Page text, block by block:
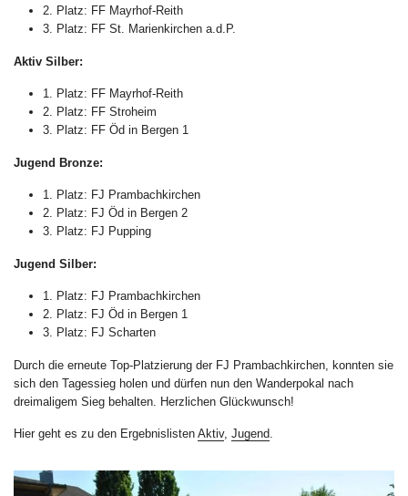
2. Platz: FF Mayrhof-Reith
3. Platz: FF St. Marienkirchen a.d.P.
Aktiv Silber:
1. Platz: FF Mayrhof-Reith
2. Platz: FF Stroheim
3. Platz: FF Öd in Bergen 1
Jugend Bronze:
1. Platz: FJ Prambachkirchen
2. Platz: FJ Öd in Bergen 2
3. Platz: FJ Pupping
Jugend Silber:
1. Platz: FJ Prambachkirchen
2. Platz: FJ Öd in Bergen 1
3. Platz: FJ Scharten
Durch die erneute Top-Platzierung der FJ Prambachkirchen, konnten sie
sich den Tagessieg holen und dürfen nun den Wanderpokal nach
dreimaligem Sieg behalten. Herzlichen Glückwunsch!
Hier geht es zu den Ergebnislisten Aktiv, Jugend